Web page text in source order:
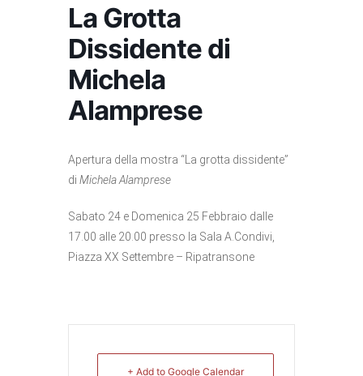
La Grotta
Dissidente di
Michela
Alamprese
Apertura della mostra “La grotta dissidente”
di Michela Alamprese
Sabato 24 e Domenica 25 Febbraio dalle
17.00 alle 20.00 presso la Sala A.Condivi,
Piazza XX Settembre – Ripatransone
+ Add to Google Calendar